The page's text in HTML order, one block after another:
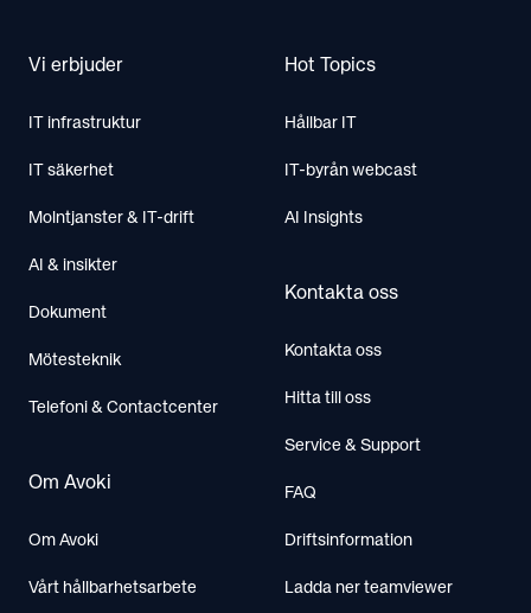
Vi erbjuder
IT infrastruktur
IT säkerhet
Molntjanster & IT-drift
AI & insikter
Dokument
Mötesteknik
Telefoni & Contactcenter
Om Avoki
Om Avoki
Vårt hållbarhetsarbete
Hot Topics
Hållbar IT
IT-byrån webcast
AI Insights
Kontakta oss
Kontakta oss
Hitta till oss
Service & Support
FAQ
Driftsinformation
Ladda ner teamviewer